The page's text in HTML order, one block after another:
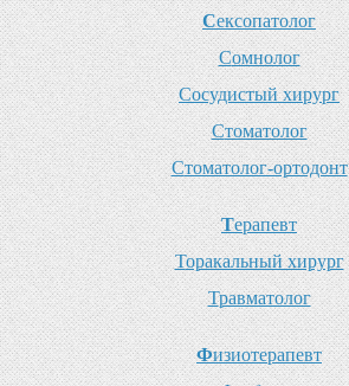
Сексопатолог
Сомнолог
Сосудистый хирург
Стоматолог
Стоматолог-ортодонт
Терапевт
Торакальный хирург
Травматолог
Физиотерапевт